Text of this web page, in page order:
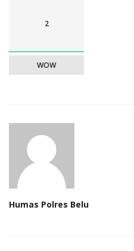
2
WOW
Humas Polres Belu